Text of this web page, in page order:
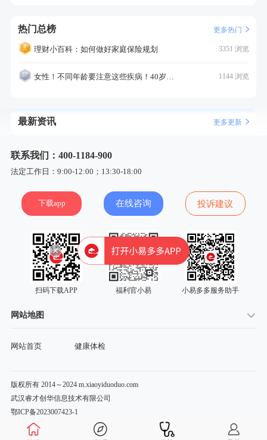
热门总榜 更多热门
理财小百科：如何做好家庭保险规划 3351 浏览
女性！不同年龄要注意这些疾病！40岁的这个疾病最需要注意！ 1144 浏览
最新资讯 更多更新
联系我们：400-1184-900
法定工作日：9:00-12:00；13:30-18:00
下载app 在线咨询 投诉建议
扫码下载APP 福利官小易 小易多多服务助手
网站地图
网站首页 健康体检
版权所有 2014～2024 m.xiaoyiduoduo.com
武汉睿才创华信息技术有限公司
鄂ICP备2023007423-1